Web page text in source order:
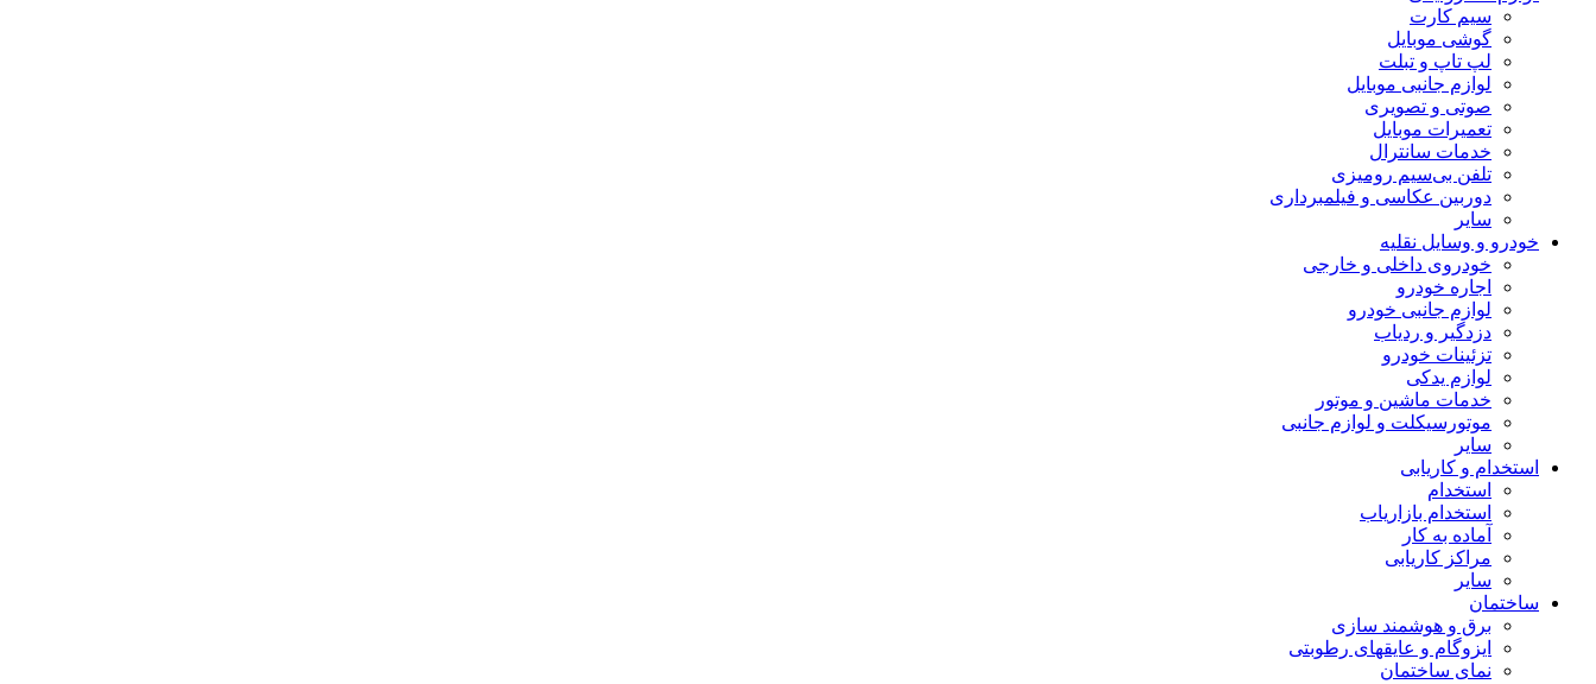
سیم کارت
گوشی موبایل
لپ تاپ و تبلت
لوازم جانبی موبایل
صوتی و تصویری
تعمیرات موبایل
خدمات سانترال
تلفن بی‌سیم رومیزی
دوربین عکاسی و فیلمبرداری
سایر
خودرو و وسایل نقلیه
خودروی داخلی و خارجی
اجاره خودرو
لوازم جانبی خودرو
دزدگیر و ردیاب
تزئینات خودرو
لوازم یدکی
خدمات ماشین و موتور
موتورسیکلت و لوازم جانبی
سایر
استخدام و کاریابی
استخدام
استخدام بازاریاب
آماده به کار
مراکز کاریابی
سایر
ساختمان
برق و هوشمند سازی
ایزوگام و عایقهای رطوبتی
نمای ساختمان